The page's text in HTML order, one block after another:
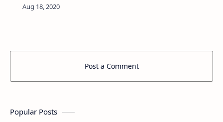
മുഹമ്മദ് (76) നിര്യാതനായി. ഭാര്യ: റുഖിയ,
മക്കള്‍: അമീര്‍(ദുബായ്)…
Post a Comment
Popular Posts